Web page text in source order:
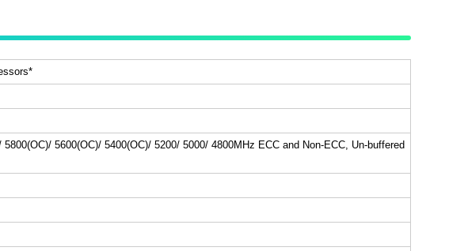
5600(OC)/ 5400(OC)/ 5200/ 5000/ 4800MHz ECC and Non-ECC, Un-buffered